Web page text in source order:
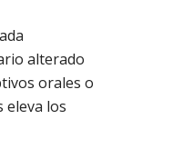
alterado
orales o
eleva los